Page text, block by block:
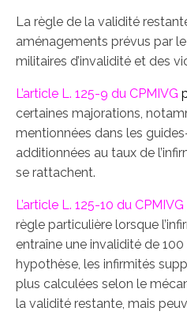
La règle de la validité
aménagements prévus par
militaires d’invalidité et des
L’article L. 125-9 du CPMIVG
certaines majorations,
mentionnées dans les
additionnées au taux de
se rattachent.
L’article L. 125-10 du CPMIVG
règle particulière lorsque
entraîne une invalidité de
hypothèse, les infirmités
plus calculées selon le
la validité restante, mais